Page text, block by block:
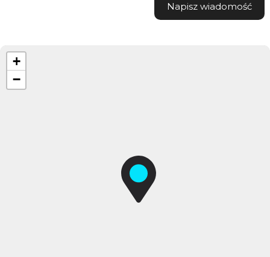
Napisz wiadomość
+
−